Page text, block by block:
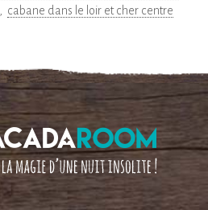
cabane dans le loir et cher centre